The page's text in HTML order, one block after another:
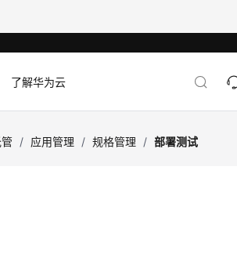
了解华为云
/ 应用管理 / 规格管理 / 部署测试